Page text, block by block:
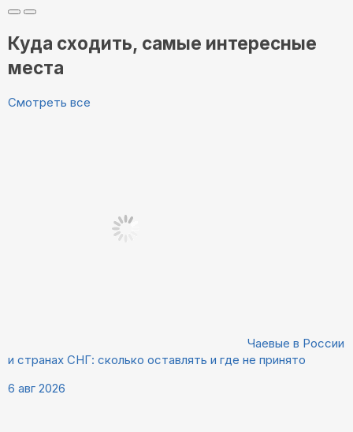
Куда сходить, самые интересные
места
Смотреть все
Чаевые в России
и странах СНГ: сколько оставлять и где не принято
6 авг 2026